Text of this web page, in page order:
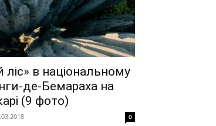
в національному
де-Бемараха на
(9 фото)
0